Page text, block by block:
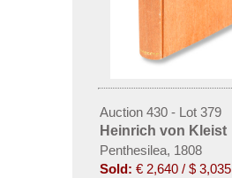
Auction 430 - Lot 379
Heinrich von Kleist
Penthesilea, 1808
Sold: € 2,640 / $ 3,035